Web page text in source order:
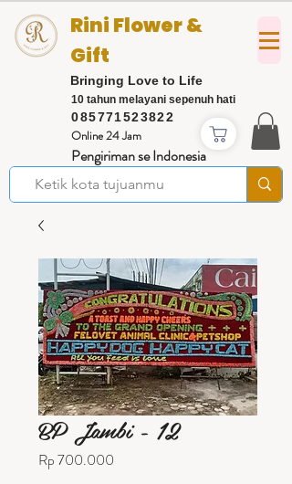
085771523822
Rini Flower &
Gift
Bringing Love to Life
Online 24 Jam
Pengiriman se Indonesia
10 tahun melayani sepenuh hati
BP Jambi - 12
Rp 700.000